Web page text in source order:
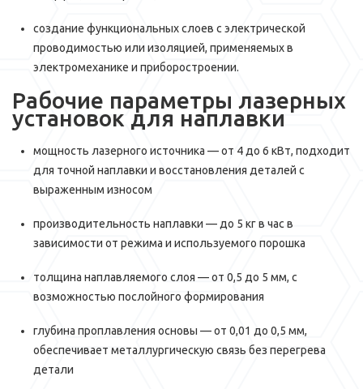
создание функциональных слоев с электрической
проводимостью или изоляцией, применяемых в
электромеханике и приборостроении.
Рабочие параметры лазерных
установок для наплавки
мощность лазерного источника — от 4 до 6 кВт, подходит
для точной наплавки и восстановления деталей с
выраженным износом
производительность наплавки — до 5 кг в час в
зависимости от режима и используемого порошка
толщина наплавляемого слоя — от 0,5 до 5 мм, с
возможностью послойного формирования
глубина проплавления основы — от 0,01 до 0,5 мм,
обеспечивает металлургическую связь без перегрева
детали